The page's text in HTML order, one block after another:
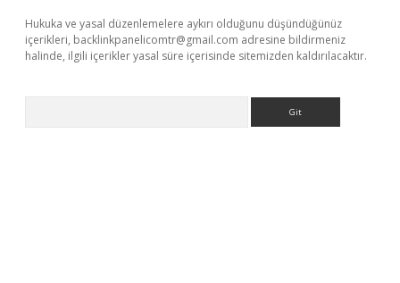
Hukuka ve yasal düzenlemelere aykırı olduğunu düşündüğünüz
içerikleri, backlinkpanelicomtr@gmail.com adresine bildirmeniz
halinde, ilgili içerikler yasal süre içerisinde sitemizden kaldırılacaktır.